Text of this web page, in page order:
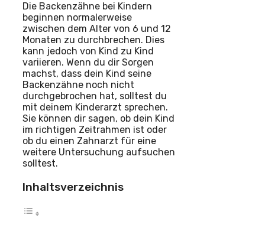
Die Backenzähne bei Kindern
beginnen normalerweise
zwischen dem Alter von 6 und 12
Monaten zu durchbrechen. Dies
kann jedoch von Kind zu Kind
variieren. Wenn du dir Sorgen
machst, dass dein Kind seine
Backenzähne noch nicht
durchgebrochen hat, solltest du
mit deinem Kinderarzt sprechen.
Sie können dir sagen, ob dein Kind
im richtigen Zeitrahmen ist oder
ob du einen Zahnarzt für eine
weitere Untersuchung aufsuchen
solltest.
Inhaltsverzeichnis